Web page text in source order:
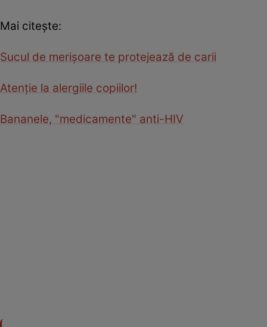
Mai citeşte:
Sucul de merişoare te protejează de carii
Atenţie la alergiile copiilor!
Bananele, "medicamente" anti-HIV